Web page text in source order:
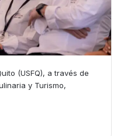
(USFQ), a través de
y Turismo,